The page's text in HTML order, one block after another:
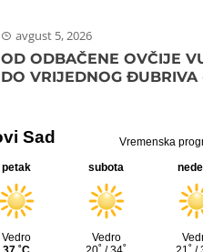
avgust 5, 2026
OD ODBAČENE OVČIJE
DO VRIJEDNOG ĐUBRIVA